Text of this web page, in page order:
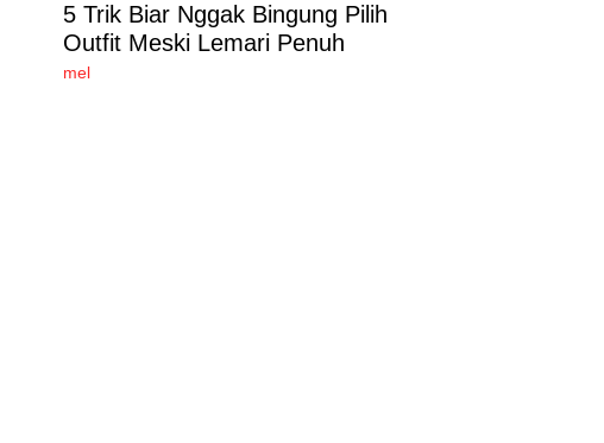
5 Trik Biar Nggak Bingung Pilih
Outfit Meski Lemari Penuh
mel